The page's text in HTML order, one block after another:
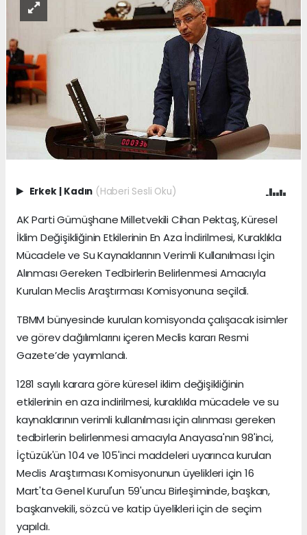
Erkek Kadın (Haberi Sesli Oku)
AK Parti Gümüşhane Milletvekili Cihan Pektaş, Küresel
İklim Değişikliğinin Etkilerinin En Aza İndirilmesi, Kuraklıkla
Mücadele ve Su Kaynaklarının Verimli Kullanılması İçin
Alınması Gereken Tedbirlerin Belirlenmesi Amacıyla
Kurulan Meclis Araştırması Komisyonuna seçildi.
TBMM bünyesinde kurulan komisyonda çalışacak isimler
ve görev dağılımlarını içeren Meclis kararı Resmi
Gazete’de yayımlandı.
1281 sayılı karara göre küresel iklim değişikliğinin
etkilerinin en aza indirilmesi, kuraklıkla mücadele ve su
kaynaklarının verimli kullanılması için alınması gereken
tedbirlerin belirlenmesi amacıyla Anayasa'nın 98'inci,
İçtüzük'ün 104 ve 105'inci maddeleri uyarınca kurulan
Meclis Araştırması Komisyonunun üyelikleri için 16
Mart'ta Genel Kurul'un 59'uncu Birleşiminde, başkan,
başkanvekili, sözcü ve katip üyelikleri için de seçim
yapıldı.